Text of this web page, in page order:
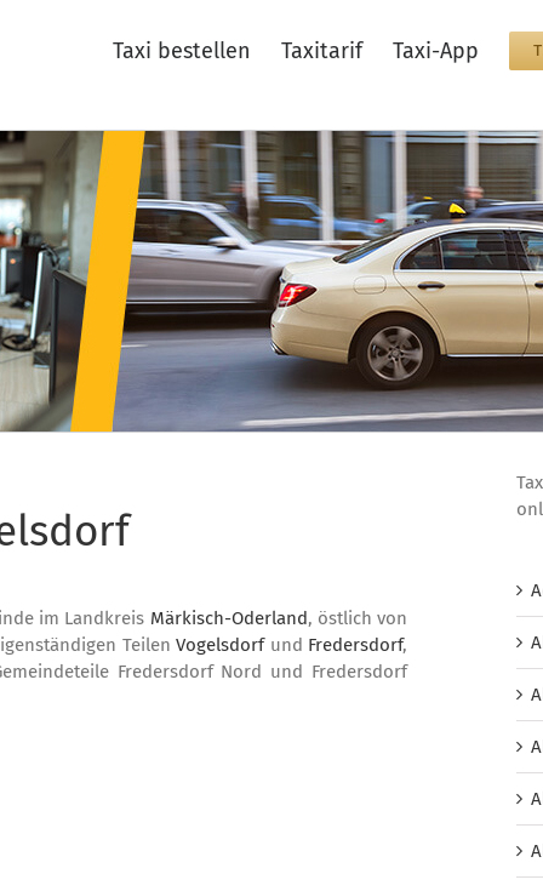
Taxi bestellen Taxitarif Taxi-App
im Landkreis Märkisch-Oderland, östlich von
TeilenVogelsdorfund Fredersdorf,
Fredersdorf Nord und Fredersdorf